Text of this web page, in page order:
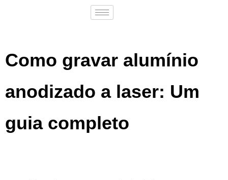
Como gravar alumínio
anodizado a laser: Um
guia completo